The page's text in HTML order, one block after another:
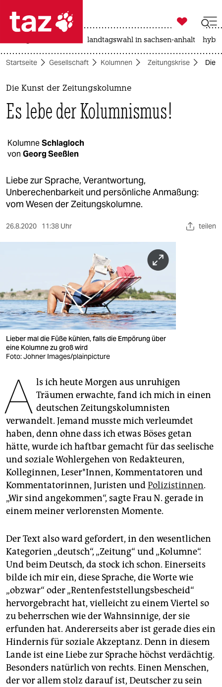
 taz zahl ich
taz zahl ich
themen
politik
gesellschaft
kultur
sport
berlin
nord
verlag
verlag
veranstaltungen
shop
unterstützen
abo
genossenschaft
epaper login

taz zahl ich
landtagswahl in sachsen-anhalt
Startseite Gesellschaft Kolumnen Zeitungskrise Die
Die Kunst der Zeitungskolumne
Es lebe der Kolumnismus!
KolumneSchlagloch
von Georg Seeßlen
Liebe zur Sprache, Verantwortung,
Unberechenbarkeit und persönliche Anmaßung:
vom Wesen der Zeitungskolumne.
26.8.2020 11:38 Uhr teilen
Lieber mal die Füße kühlen, falls die Empörung über
eine Kolumne zu groß wird
Foto: Johner Images/plainpicture
A ls ich heute Morgen aus unruhigen
Träumen erwachte, fand ich mich in einen
deutschen Zeitungskolumnisten
verwandelt. Jemand musste mich verleumdet
haben, denn ohne dass ich etwas Böses getan
hätte, wurde ich haftbar gemacht für das seelische
und soziale Wohlergehen von Redakteuren,
Kolleginnen, Leser*Innen, Kommentatoren und
Kommentatorinnen, Juristen undPolizistinnen.
„Wir sind angekommen“, sagte Frau N. gerade in
einem meiner verlorensten Momente.
Der Text also ward gefordert, in den wesentlichen
Kategorien „deutsch“, „Zeitung“ und „Kolumne“.
Und beim Deutsch, da stock ich schon. Einerseits
bilde ich mir ein, diese Sprache, die Worte wie
„obzwar“ oder „Rentenfeststellungsbescheid“
hervorgebracht hat, vielleicht zu einem Viertel so
zu beherrschen wie der Wahnsinnige, der sie
erfunden hat. Andererseits aber ist gerade dies ein
Hindernis für soziale Akzeptanz. Denn in diesem
Lande ist eine Liebe zur Sprache höchst verdächtig.
Besonders natürlich von rechts. Einen Menschen,
der vor allem stolz darauf ist, Deutscher zu sein